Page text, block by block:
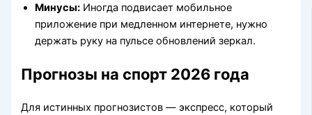
Минусы: Иногда подвисает мобильное
приложение при медленном интернете, нужно
держать руку на пульсе обновлений зеркал.
Прогнозы на спорт 2026 года
Для истинных прогнозистов — экспресс, который